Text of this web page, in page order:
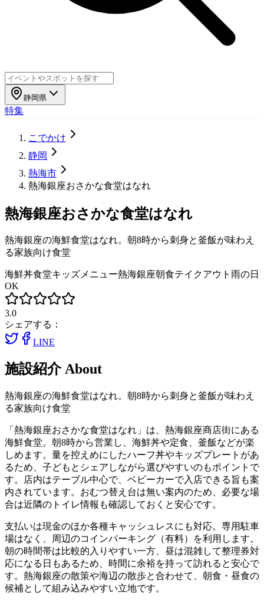
静岡県
特集
こでかけ
静岡
熱海市
熱海銀座おさかな食堂はなれ
熱海銀座おさかな食堂はなれ
熱海銀座の海鮮食堂はなれ。朝8時から刺身と釜飯が味わえ
る家族向け食堂
海鮮丼食堂キッズメニュー熱海銀座朝食テイクアウト 雨の日
OK
3.0
シェアする：
LINE
施設紹介 About
熱海銀座の海鮮食堂はなれ。朝8時から刺身と釜飯が味わえ
る家族向け食堂
「熱海銀座おさかな食堂はなれ」は、熱海銀座商店街にある
海鮮食堂。朝8時から営業し、海鮮丼や定食、釜飯などが楽
しめます。量を控えめにしたハーフ丼やキッズプレートがあ
るため、子どもとシェアしながら選びやすいのもポイントで
す。店内はテーブル中心で、ベビーカーで入店できる旨も案
内されています。おむつ替え台は無い案内のため、必要な場
合は近隣のトイレ情報も確認しておくと安心です。
支払いは現金のほか各種キャッシュレスにも対応。専用駐車
場はなく、周辺のコインパーキング（有料）を利用します。
朝の時間帯は比較的入りやすい一方、昼は混雑して整理券対
応になる日もあるため、時間に余裕を持って訪れると安心で
す。熱海銀座の散策や海辺の散歩と合わせて、朝食・昼食の
候補として組み込みやすい立地です。